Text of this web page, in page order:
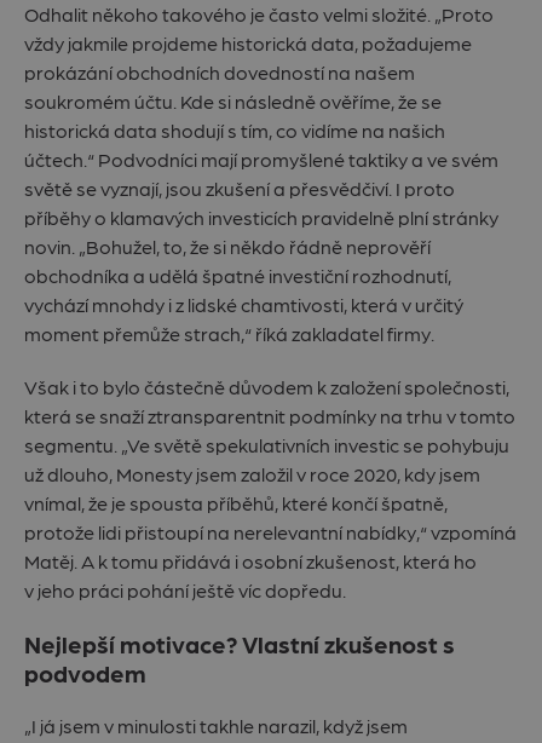
Odhalit někoho takového je často velmi složité. „Proto
vždy jakmile projdeme historická data, požadujeme
prokázání obchodních dovedností na našem
soukromém účtu. Kde si následně ověříme, že se
historická data shodují s tím, co vidíme na našich
účtech.“ Podvodníci mají promyšlené taktiky a ve svém
světě se vyznají, jsou zkušení a přesvědčiví. I proto
příběhy o klamavých investicích pravidelně plní stránky
novin. „Bohužel, to, že si někdo řádně neprověří
obchodníka a udělá špatné investiční rozhodnutí,
vychází mnohdy i z lidské chamtivosti, která v určitý
moment přemůže strach,“ říká zakladatel firmy.
Však i to bylo částečně důvodem k založení společnosti,
která se snaží ztransparentnit podmínky na trhu v tomto
segmentu. „Ve světě spekulativních investic se pohybuju
už dlouho, Monesty jsem založil v roce 2020, kdy jsem
vnímal, že je spousta příběhů, které končí špatně,
protože lidi přistoupí na nerelevantní nabídky,“ vzpomíná
Matěj. A k tomu přidává i osobní zkušenost, která ho
v jeho práci pohání ještě víc dopředu.
Nejlepší motivace? Vlastní zkušenost s
podvodem
„I já jsem v minulosti takhle narazil, když jsem